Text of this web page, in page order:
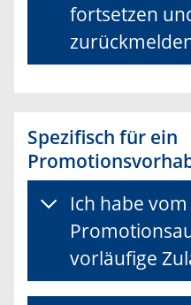
fortsetzen
Spezifisch für ein
Ich habe vom
vorläufige